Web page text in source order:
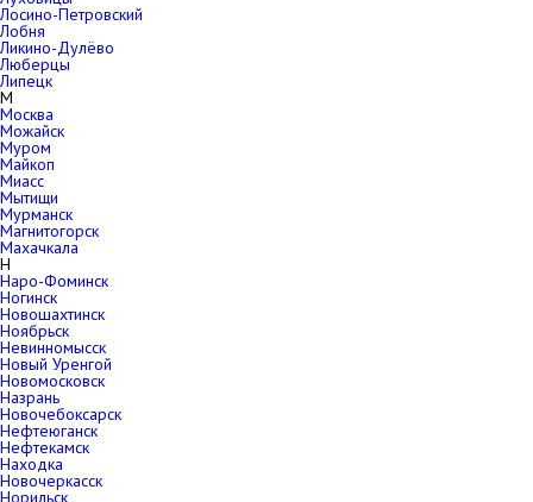
Лосино-Петровский
Лобня
Ликино-Дулёво
Люберцы
Липецк
М
Москва
Можайск
Муром
Майкоп
Миасс
Мытищи
Мурманск
Магнитогорск
Махачкала
Н
Наро-Фоминск
Ногинск
Новошахтинск
Ноябрьск
Невинномысск
Новый Уренгой
Новомосковск
Назрань
Новочебоксарск
Нефтеюганск
Нефтекамск
Находка
Новочеркасск
Норильск